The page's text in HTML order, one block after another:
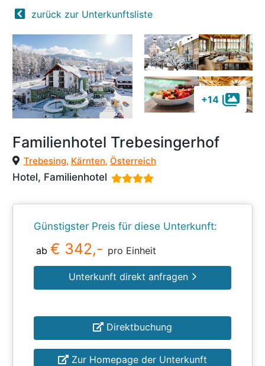
zurück zur Unterkunftsliste
+14
Familienhotel Trebesingerhof
Trebesing, Kärnten, Österreich
Hotel, Familienhotel
Günstigster Preis für diese Unterkunft:
ab € 342,- pro Einheit
Unterkunft direkt anfragen
Direktbuchung
Zur Homepage der Unterkunft